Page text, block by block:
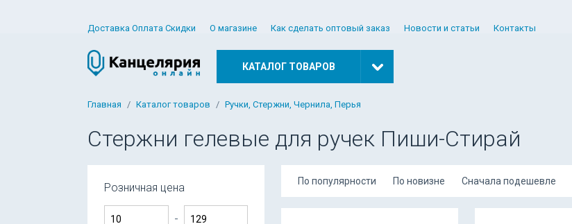
Доставка Оплата Скидки О магазине Как сделать оптовый заказ Новости и статьи Контакты
КАТАЛОГ ТОВАРОВ
Главная Каталог товаров Ручки, Стержни, Чернила, Перья
Стержни гелевые для ручек Пиши-Стирай
Розничная цена
-
По популярности По новизне Сначала подешевле